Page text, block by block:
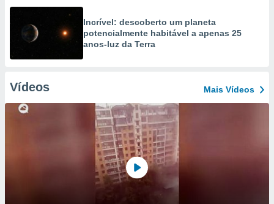
Incrível: descoberto um planeta
potencialmente habitável a apenas 25
anos-luz da Terra
Vídeos Mais Vídeos